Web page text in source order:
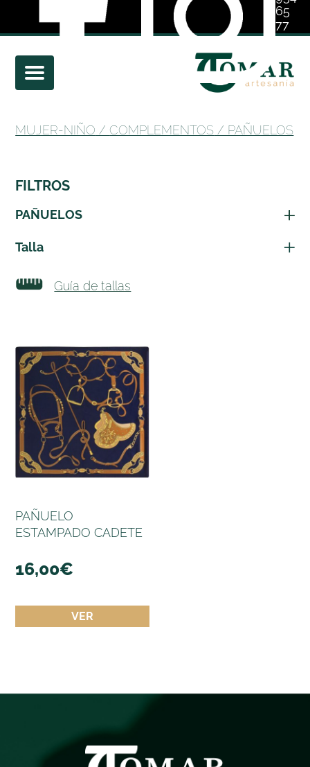
65
77
01
MUJER-NIÑO /COMPLEMENTOS / PAÑUELOS
FILTROS
PAÑUELOS
Talla
Guía de tallas
PAÑUELO
ESTAMPADO CADETE
16,00€
VER